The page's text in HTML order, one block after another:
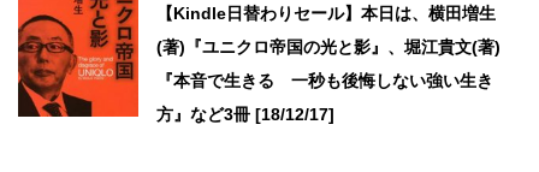
【Kindle日替わりセール】本日は、横田増生
(著)『ユニクロ帝国の光と影』、堀江貴文(著)
『本音で生きる 一秒も後悔しない強い生き
方』など3冊 [18/12/17]